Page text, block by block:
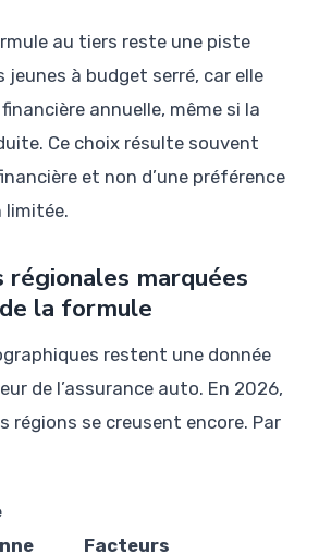
au tiers reste une piste
jeunes à budget serré, car elle
annuelle, même si la
Ce choix résulte souvent
et non d’une préférence
limitée.
régionales marquées
la formule
restent une donnée
de l’assurance auto. En 2026,
régions se creusent encore. Par
Facteurs